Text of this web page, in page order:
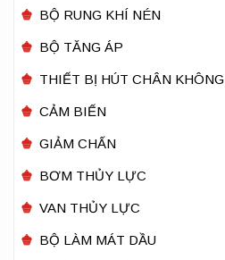
BỘ RUNG KHÍ NÉN
BỘ TĂNG ÁP
THIẾT BỊ HÚT CHÂN KHÔNG
CẢM BIẾN
GIẢM CHẤN
BƠM THỦY LỰC
VAN THỦY LỰC
BỘ LÀM MÁT DẦU